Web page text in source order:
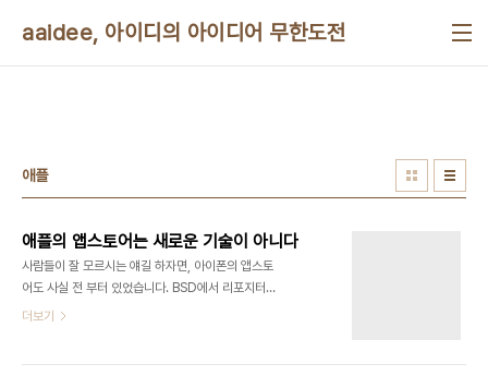
aaidee, 아이디의 아이디어 무한도전
애플
애플의 앱스토어는 새로운 기술이 아니다
사람들이 잘 모르시는 얘길 하자면, 아이폰의 앱스토
어도 사실 전 부터 있었습니다. BSD에서 리포지터리
에서 소프트웨어 통째로 배포하는 기술이 나왔구요.
더보기